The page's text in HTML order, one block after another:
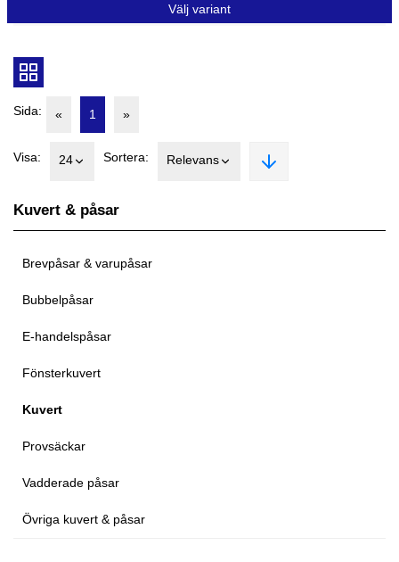
Kuvert & påsar
Brevpåsar & varupåsar
Bubbelpåsar
E-handelspåsar
Fönsterkuvert
Kuvert
Provsäckar
Vadderade påsar
Övriga kuvert & påsar
Välj variant
Sida: « 1 »
Visa: 24 Sortera: Relevans